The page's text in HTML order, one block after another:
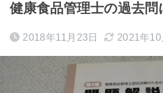
健康食品管理士の過去問
2018年11月23日 2021年10